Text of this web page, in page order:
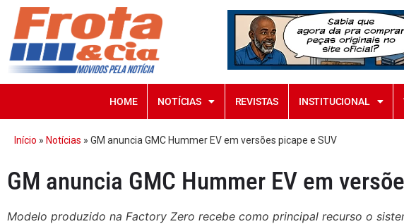
HOME NOTÍCIAS REVISTAS INSTITUCIONAL
Início » Notícias » GM anuncia GMC Hummer EV em versões picape e SUV
GM anuncia GMC Hummer EV em
Modelo produzido na Factory Zero recebe como principal recurso o